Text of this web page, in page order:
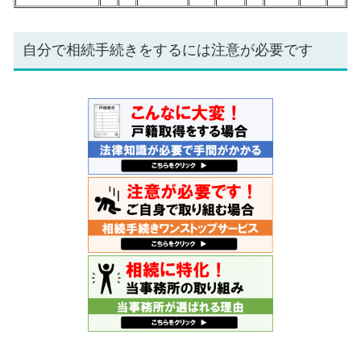
自分で相続手続きをするには注意が必要です